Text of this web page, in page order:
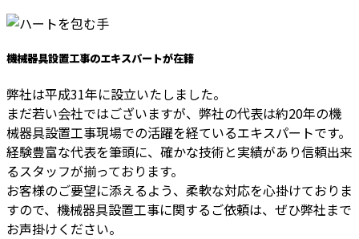
機械器具設置工事のエキスパートが在籍
弊社は平成31年に設立いたしました。
まだ若い会社ではございますが、弊社の代表は約20年の機
械器具設置工事現場での活躍を経ているエキスパートです。
経験豊富な代表を筆頭に、確かな技術と実績があり信頼出来
るスタッフが揃っております。
お客様のご要望に添えるよう、柔軟な対応を心掛けておりま
すので、機械器具設置工事に関するご依頼は、ぜひ弊社まで
お声掛けください。